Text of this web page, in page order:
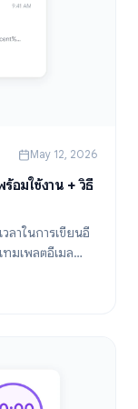
May 12, 2026
อมใช้งาน + วิธี
ลาในการเขียนอี
มเพลตอีเมล
งาน + วิธีตั้งค่า